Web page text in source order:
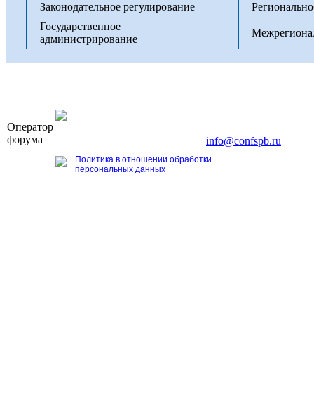
Законодательное регулирование
Государственное
администрирование
Оператор
форума
info@confspb.ru
Политика в отношении обработки
персональных данных